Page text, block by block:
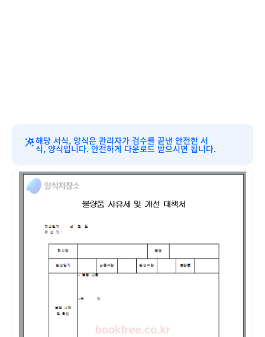
해당 서식, 양식은 관리자가 검수를 끝낸 안전한 서
식, 양식입니다. 안전하게 다운로드 받으시면 됩니다.